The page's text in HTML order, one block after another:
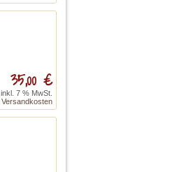
35,00 €
inkl. 7 % MwSt.
Versandkosten